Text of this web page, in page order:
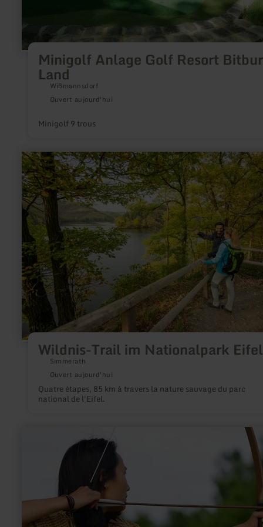
Minigolf Anlage Golf Resort
Land
Wißmannsdorf
Ouvert aujourd'hui
Minigolf 9 trous
Wildnis-Trail im Nationalpark Eifel
Simmerath
Ouvert aujourd'hui
Quatre étapes, 85 km à travers la nature sauvage du parc
national de l'Eifel.
en
savoir
plus
sur
:
Wildnis-
Trail
im
Nationalpark
Eifel